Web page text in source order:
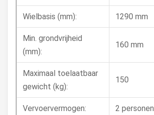
Wielbasis (mm): 1290 mm
Min. grondvrijheid
(mm):
160 mm
Maximaal toelaatbaar
gewicht (kg):
150
Vervoervermogen: 2 personen